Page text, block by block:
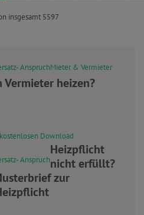
insgesamt 5597
AnspruchMieter & Vermieter
Vermieter heizen?
Download
Anspruch
Heizpflicht
nicht erfüllt?
zur